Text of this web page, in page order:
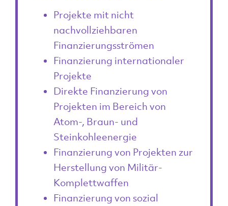
Projekte mit nicht
nachvollziehbaren
Finanzierungsströmen
Finanzierung internationaler
Projekte
Direkte Finanzierung von
Projekten im Bereich von
Atom-, Braun- und
Steinkohleenergie
Finanzierung von Projekten zur
Herstellung von Militär-
Komplettwaffen
Finanzierung von sozial